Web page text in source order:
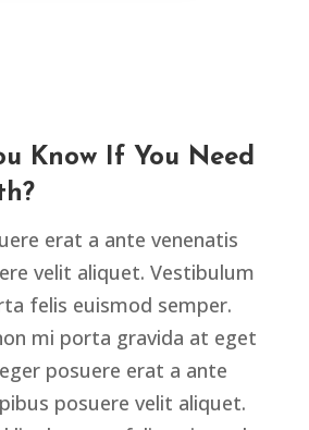
Know If You Need
erat a ante venenatis
velit aliquet. Vestibulum
felis euismod semper.
mi porta gravida at eget
posuere erat a ante
posuere velit aliquet.